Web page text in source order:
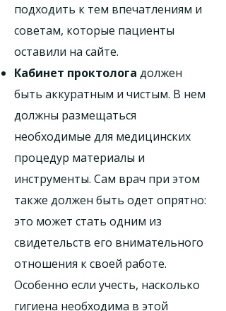
подходить к тем впечатлениям и
советам, которые пациенты
оставили на сайте.
Кабинет проктолога должен
быть аккуратным и чистым. В нем
должны размещаться
необходимые для медицинских
процедур материалы и
инструменты. Сам врач при этом
также должен быть одет опрятно:
это может стать одним из
свидетельств его внимательного
отношения к своей работе.
Особенно если учесть, насколько
гигиена необходима в этой